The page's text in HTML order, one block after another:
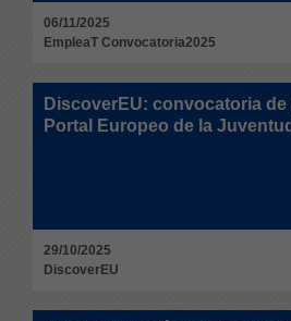
06/11/2025
EmpleaT Convocatoria2025
DiscoverEU: convocatoria de
Portal Europeo de la Juventud
29/10/2025
DiscoverEU